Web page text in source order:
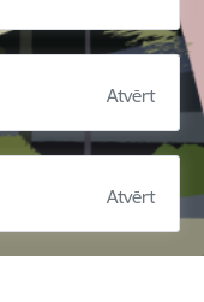
Atvērt
Atvērt